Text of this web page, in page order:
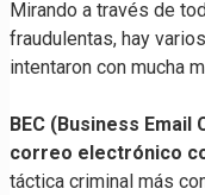
Mirando a través de
fraudulentas, hay
intentaron con mucha
BEC (Business
correo electrónico
táctica criminal más